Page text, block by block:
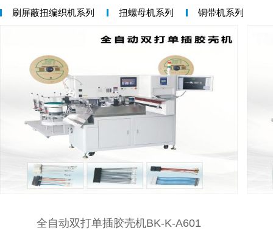
刷屏蔽扭编织机系列 扭螺母机系列 铜带机系列
全自动双打单插胶壳机BK-K-A601